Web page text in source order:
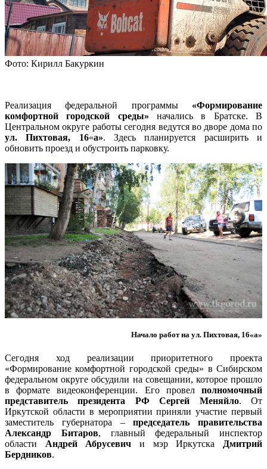
Фото: Кирилл Бакуркин
Реализация федеральной программы «Формирование
комфортной городской среды» начались в Братске. В
Центральном округе работы сегодня ведутся во дворе дома по
ул. Пихтовая, 16«а». Здесь планируется расширить и
обновить проезд и обустроить парковку.
Начало работ на ул. Пихтовая, 16«а»
Сегодня ход реализации приоритетного проекта
«Формирование комфортной городской среды» в Сибирском
федеральном округе обсудили на совещании, которое прошло
в формате видеоконференции. Его провел полномочный
представитель президента РФ Сергей Меняйло. От
Иркутской области в мероприятии приняли участие первый
заместитель губернатора –председатель правительства
Александр Битаров, главный федеральный инспектор
области Андрей Абрусевич и мэр Иркутска
Дмитрий
Бердников.